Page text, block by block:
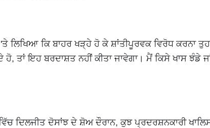
ਲਿਖਿਆ ਕਿ ਬਾਹਰ ਖੜ੍ਹੇ ਹੋ ਕੇ ਸ਼ਾਂਤੀਪੂਰਵਕ ਵਿਰੋਧ ਕਰਨਾ
ਤਾਂ ਇਹ ਬਰਦਾਸ਼ਤ ਨਹੀਂ ਕੀਤਾ ਜਾਵੇਗਾ। ਮੈਂ ਕਿਸੇ ਖਾਸ ਝੰਡੇ
ਦਿਲਜੀਤ ਦੋਸਾਂਝ ਦੇ ਸ਼ੋਅ ਦੌਰਾਨ, ਕੁਝ ਪ੍ਰਦਰਸ਼ਨਕਾਰੀ